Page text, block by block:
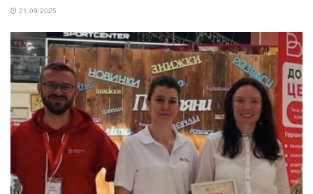
21.09.2025